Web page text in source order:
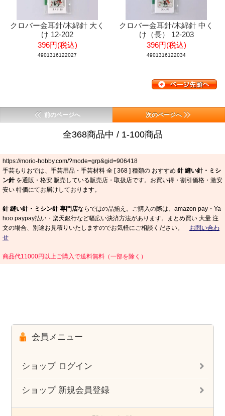
クロバー金耳針/木綿針 大く
け 12-202
396円(税込)
4901316122027
クロバー金耳針/木綿針 中く
け（長） 12-203
396円(税込)
4901316122034
前のページへ 次のページへ
全368商品中 / 1-100商品
https://morio-hobby.com/?mode=grp&gid=906418
手芸もりおでは、手芸用品・手芸材料 全 [368 ] 種類の おすすめ 針 縫い針・ミシ
ン針を通販・格安 販売している販売店・取扱店です。お買い得・割引価格・激安
安い 特価にてお届けしております。
針 縫い針・ミシン針 専門店ならではの品揃え。ご購入の際は、amazon pay・Ya
hoo paypay払い・楽天銀行など幅広い決済方法があります。まとめ買い 大量 注
文の場合、別途お見積りいたしますのでお気軽にご相談ください。 お問い合わ
せ
商品代11000円以上ご購入で送料無料（一部を除く）
会員メニュー
ショップ ログイン
ショップ 新規会員登録